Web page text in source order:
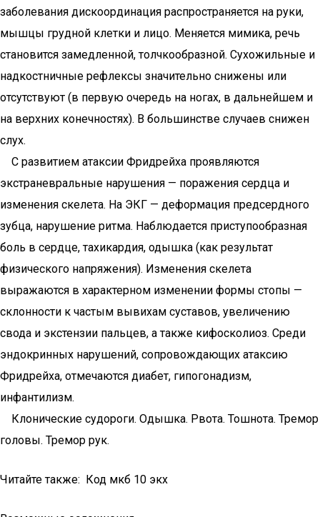
заболевания дискоординация распространяется на руки,
мышцы грудной клетки и лицо. Меняется мимика, речь
становится замедленной, толчкообразной. Сухожильные и
надкостничные рефлексы значительно снижены или
отсутствуют (в первую очередь на ногах, в дальнейшем и
на верхних конечностях). В большинстве случаев снижен
слух.
С развитием атаксии Фридрейха проявляются
экстраневральные нарушения — поражения сердца и
изменения скелета. На ЭКГ — деформация предсердного
зубца, нарушение ритма. Наблюдается приступообразная
боль в сердце, тахикардия, одышка (как результат
физического напряжения). Изменения скелета
выражаются в характерном изменении формы стопы —
склонности к частым вывихам суставов, увеличению
свода и экстензии пальцев, а также кифосколиоз. Среди
эндокринных нарушений, сопровождающих атаксию
Фридрейха, отмечаются диабет, гипогонадизм,
инфантилизм.
Клонические судороги. Одышка. Рвота. Тошнота. Тремор
головы. Тремор рук.
Читайте также: Код мкб 10 экх